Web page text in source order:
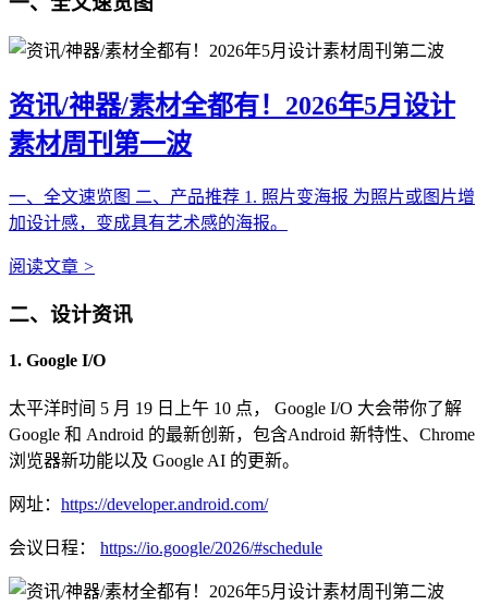
资讯/神器/素材全都有！2026年5月设计
素材周刊第一波
一、全文速览图 二、产品推荐 1. 照片变海报 为照片或图片增
加设计感，变成具有艺术感的海报。
阅读文章 >
二、设计资讯
1. Google I/O
太平洋时间 5 月 19 日上午 10 点， Google I/O 大会带你了解
Google 和 Android 的最新创新，包含Android 新特性、Chrome
浏览器新功能以及 Google AI 的更新。
网址： https://developer.android.com/
会议日程： https://io.google/2026/#schedule